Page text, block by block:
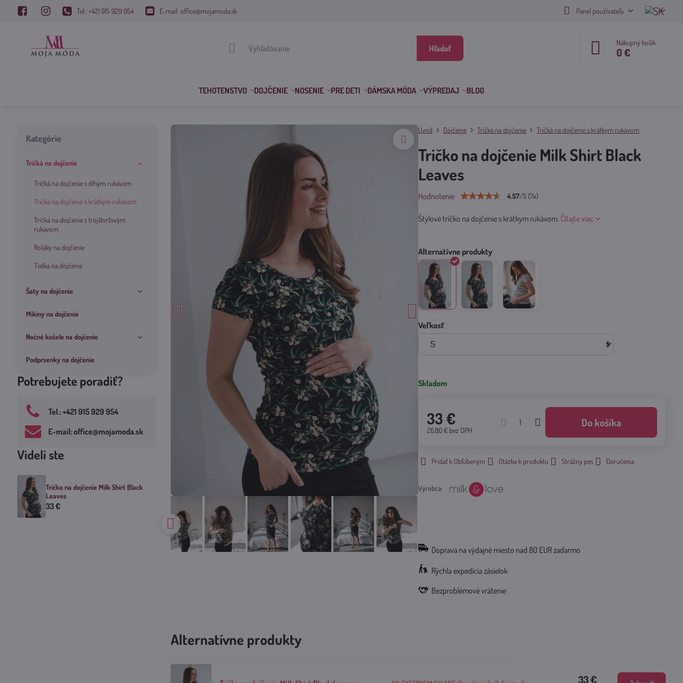
Tel.: +421 915 929 954 E-mail: office@mojamoda.sk Panel používateľa
Hľadať
Nákupný košík
0 €
TEHOTENSTVO DOJČENIE NOSENIE PRE DETI DÁMSKA MÓDA VÝPREDAJ BLOG
Úvod Dojčenie Tričká na dojčenie Tričká na dojčenie s krátkym rukávom
Tričko na dojčenie Milk Shirt Black
Leaves
Hodnotenie 4.57/5 (7x)
Štýlové tričko na dojčenie s krátkym rukávom. Čítajte viac
Veľkosť
Skladom
33 €
26.80 € bez DPH
Do košíka
Pridať k Obľúbeným Otázka k produktu Strážny pes Doručenia
Výrobca:
Doprava na výdajné miesto nad 80 EUR zadarmo
Rýchla expedícia zásielok
Bezproblémové vrátenie
Alternatívne produkty
33 €
Kategórie
Tričká na dojčenie
Tričká na dojčenie s dlhým rukávom
Tričká na dojčenie s krátkym rukávom
Tričká na dojčenie s trojštvrťovým
rukávom
Roláky na dojčenie
Tielka na dojčenie
Šaty na dojčenie
Mikiny na dojčenie
Nočné košele na dojčenie
Podprsenky na dojčenie
Potrebujete poradiť?
Tel​.: +421 915 929 954
E-mail: office​@mojamoda​.sk
Videli ste
Tričko na dojčenie Milk Shirt Black
Leaves
33 €